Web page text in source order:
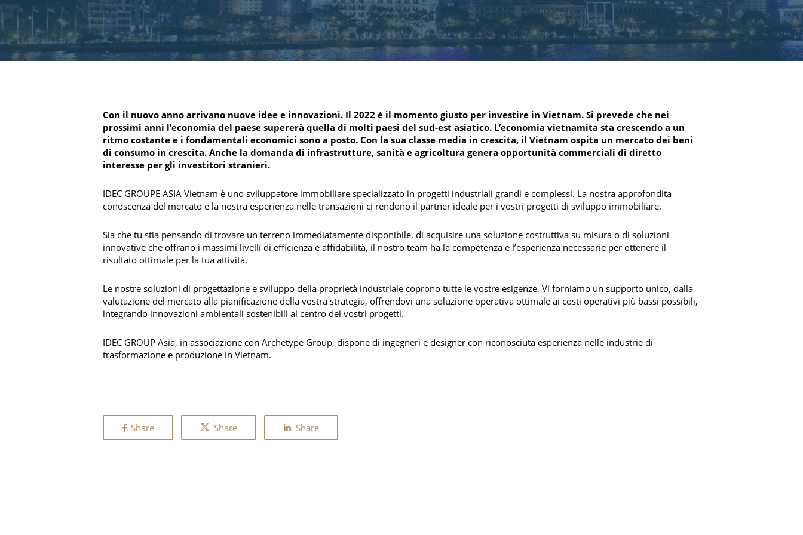
INDUSTRIA VERDE
Con il nuovo anno arrivano nuove idee e innovazioni. Il 2022 è il momento giusto per investire in Vietnam. Si prevede che nei
prossimi anni l’economia del paese supererà quella di molti paesi del sud-est asiatico. L’economia vietnamita sta crescendo a un
ritmo costante e i fondamentali economici sono a posto. Con la sua classe media in crescita, il Vietnam ospita un mercato dei beni
di consumo in crescita. Anche la domanda di infrastrutture, sanità e agricoltura genera opportunità commerciali di diretto
interesse per gli investitori stranieri.
IDEC GROUPE ASIA Vietnam è uno sviluppatore immobiliare specializzato in progetti industriali grandi e complessi. La nostra approfondita
conoscenza del mercato e la nostra esperienza nelle transazioni ci rendono il partner ideale per i vostri progetti di sviluppo immobiliare.
Sia che tu stia pensando di trovare un terreno immediatamente disponibile, di acquisire una soluzione costruttiva su misura o di soluzioni
innovative che offrano i massimi livelli di efficienza e affidabilità, il nostro team ha la competenza e l’esperienza necessarie per ottenere il
risultato ottimale per la tua attività.
Le nostre soluzioni di progettazione e sviluppo della proprietà industriale coprono tutte le vostre esigenze. Vi forniamo un supporto unico, dalla
valutazione del mercato alla pianificazione della vostra strategia, offrendovi una soluzione operativa ottimale ai costi operativi più bassi possibili,
integrando innovazioni ambientali sostenibili al centro dei vostri progetti.
IDEC GROUP Asia, in associazione con Archetype Group, dispone di ingegneri e designer con riconosciuta esperienza nelle industrie di
trasformazione e produzione in Vietnam.
Share Share Share